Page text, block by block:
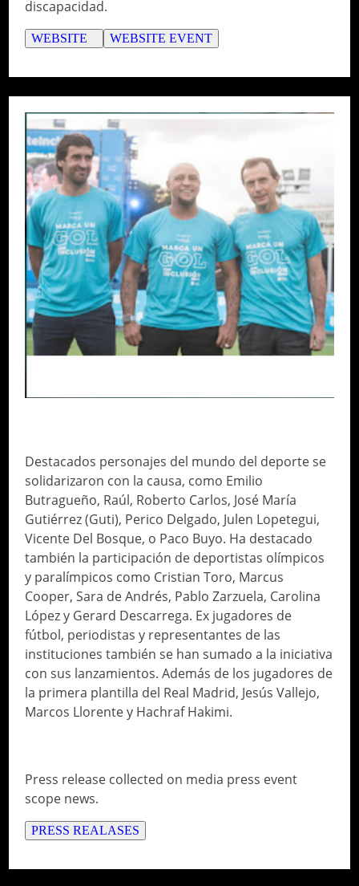
discapacidad.
WEBSITE WEBSITE EVENT
Destacados personajes del mundo del deporte se
solidarizaron con la causa, como Emilio
Butragueño, Raúl, Roberto Carlos, José María
Gutiérrez (Guti), Perico Delgado, Julen Lopetegui,
Vicente Del Bosque, o Paco Buyo. Ha destacado
también la participación de deportistas olímpicos
y paralímpicos como Cristian Toro, Marcus
Cooper, Sara de Andrés, Pablo Zarzuela, Carolina
López y Gerard Descarrega. Ex jugadores de
fútbol, periodistas y representantes de las
instituciones también se han sumado a la iniciativa
con sus lanzamientos. Además de los jugadores de
la primera plantilla del Real Madrid, Jesús Vallejo,
Marcos Llorente y Hachraf Hakimi.
Press release collected on media press event
scope news.
PRESS REALASES